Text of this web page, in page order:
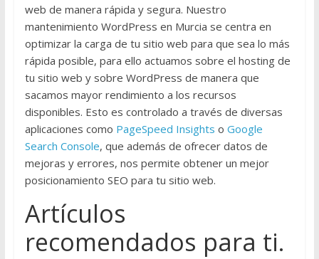
web de manera rápida y segura. Nuestro
mantenimiento WordPress en Murcia se centra en
optimizar la carga de tu sitio web para que sea lo más
rápida posible, para ello actuamos sobre el hosting de
tu sitio web y sobre WordPress de manera que
sacamos mayor rendimiento a los recursos
disponibles. Esto es controlado a través de diversas
aplicaciones como PageSpeed Insights o Google
Search Console, que además de ofrecer datos de
mejoras y errores, nos permite obtener un mejor
posicionamiento SEO para tu sitio web.
Artículos
recomendados para ti.